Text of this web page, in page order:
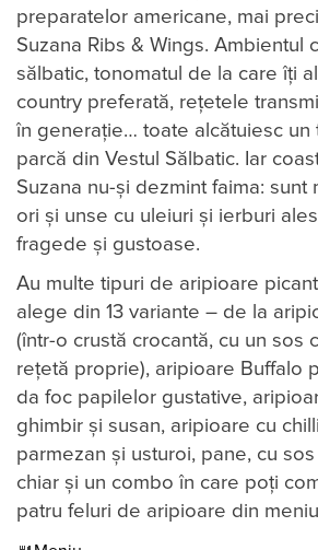
preparatelor americane, mai
Suzana Ribs & Wings. Ambientul
sălbatic, tonomatul de la care îți
country preferată, rețetele
în generație… toate alcătuiesc un
parcă din Vestul Sălbatic. Iar
Suzana nu-și dezmint faima: sunt
ori și unse cu uleiuri și ierburi
fragede și gustoase.
Au multe tipuri de aripioare
alege din 13 variante – de la
(într-o crustă crocantă, cu un sos
rețetă proprie), aripioare Buffalo
da foc papilelor gustative,
ghimbir și susan, aripioare cu
parmezan și usturoi, pane, cu
chiar și un combo în care poți
patru feluri de aripioare din